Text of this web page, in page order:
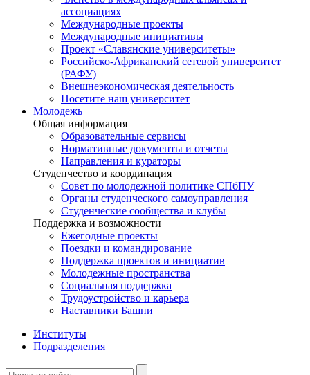
ассоциациях
Международные проекты
Международные инициативы
Проект «Славянские университеты»
Российско-Африканский сетевой университет
(РАФУ)
Внешнеэкономическая деятельность
Посетите наш университет
Молодежь
Общая информация
Образовательные сервисы
Нормативные документы и отчеты
Направления и кураторы
Студенчество и координация
Совет по молодежной политике СПбПУ
Органы студенческого самоуправления
Студенческие сообщества и клубы
Поддержка и возможности
Ежегодные проекты
Поездки и командирование
Поддержка проектов и инициатив
Молодежные пространства
Социальная поддержка
Трудоустройство и карьера
Наставники Башни
Институты
Подразделения